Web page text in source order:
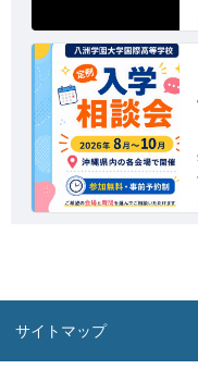
サイトマップ